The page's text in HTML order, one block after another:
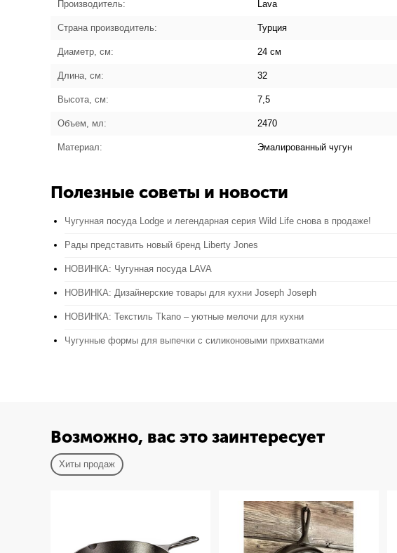
Производитель: Lava
Страна производитель: Турция
Диаметр, см: 24 см
Длина, см: 32
Высота, см: 7,5
Объем, мл: 2470
Материал: Эмалированный чугун
Полезные советы и новости
Чугунная посуда Lodge и легендарная серия Wild Life снова в продаже!
Рады представить новый бренд Liberty Jones
НОВИНКА: Чугунная посуда LAVA
НОВИНКА: Дизайнерские товары для кухни Joseph Joseph
НОВИНКА: Текстиль Tkano – уютные мелочи для кухни
Чугунные формы для выпечки с силиконовыми прихватками
Возможно, вас это заинтересует
Хиты продаж